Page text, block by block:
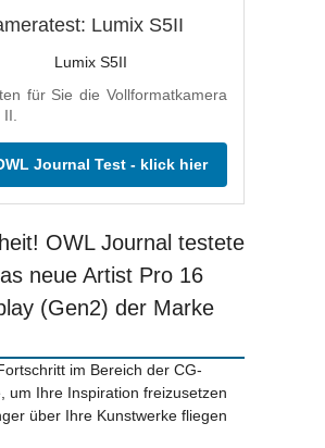
Lumix S5II
für Sie die Vollformatkamera
Journal Test - klick hier
OWL Journal testete
neue Artist Pro 16
(Gen2) der Marke
im Bereich der CG-
um Ihre Inspiration freizusetzen
über Ihre Kunstwerke fliegen